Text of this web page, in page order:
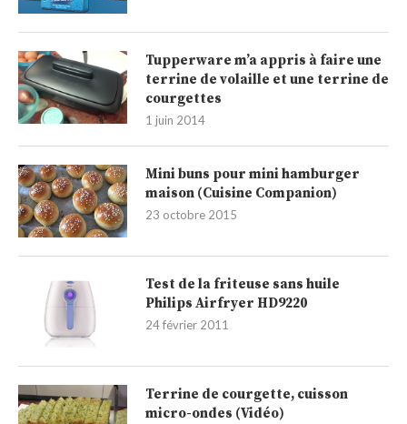
Tupperware m’a appris à faire une
terrine de volaille et une terrine de
courgettes
1 juin 2014
Mini buns pour mini hamburger
maison (Cuisine Companion)
23 octobre 2015
Test de la friteuse sans huile
Philips Airfryer HD9220
24 février 2011
Terrine de courgette, cuisson
micro-ondes (Vidéo)